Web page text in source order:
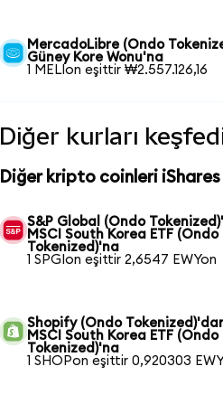
MercadoLibre (Ondo
Güney Kore Wonu'na
1 MELIon eşittir ₩2.557.126,16
Diğer kurları
Diğer kripto coinleri iShares
S&P Global (Ondo
MSCI South Korea ETF (Ondo
Tokenized)'na
1 SPGIon eşittir 2,6547 EWYon
Shopify (Ondo
MSCI South Korea ETF (Ondo
Tokenized)'na
1 SHOPon eşittir 0,920303